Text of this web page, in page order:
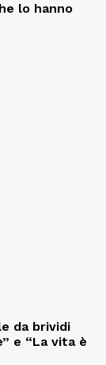
lo hanno
da brividi
e “La vita è